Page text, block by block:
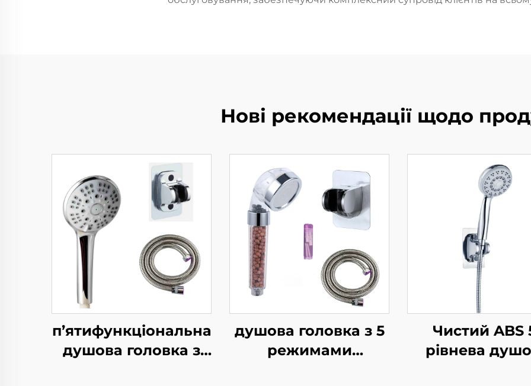
Нові рекомендації щодо
п’ятифункціональна
душова головка з
душова головка з 5
режимами
Чистий ABS
рівнева